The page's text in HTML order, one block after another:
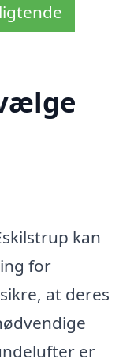
kan
for
at deres
er